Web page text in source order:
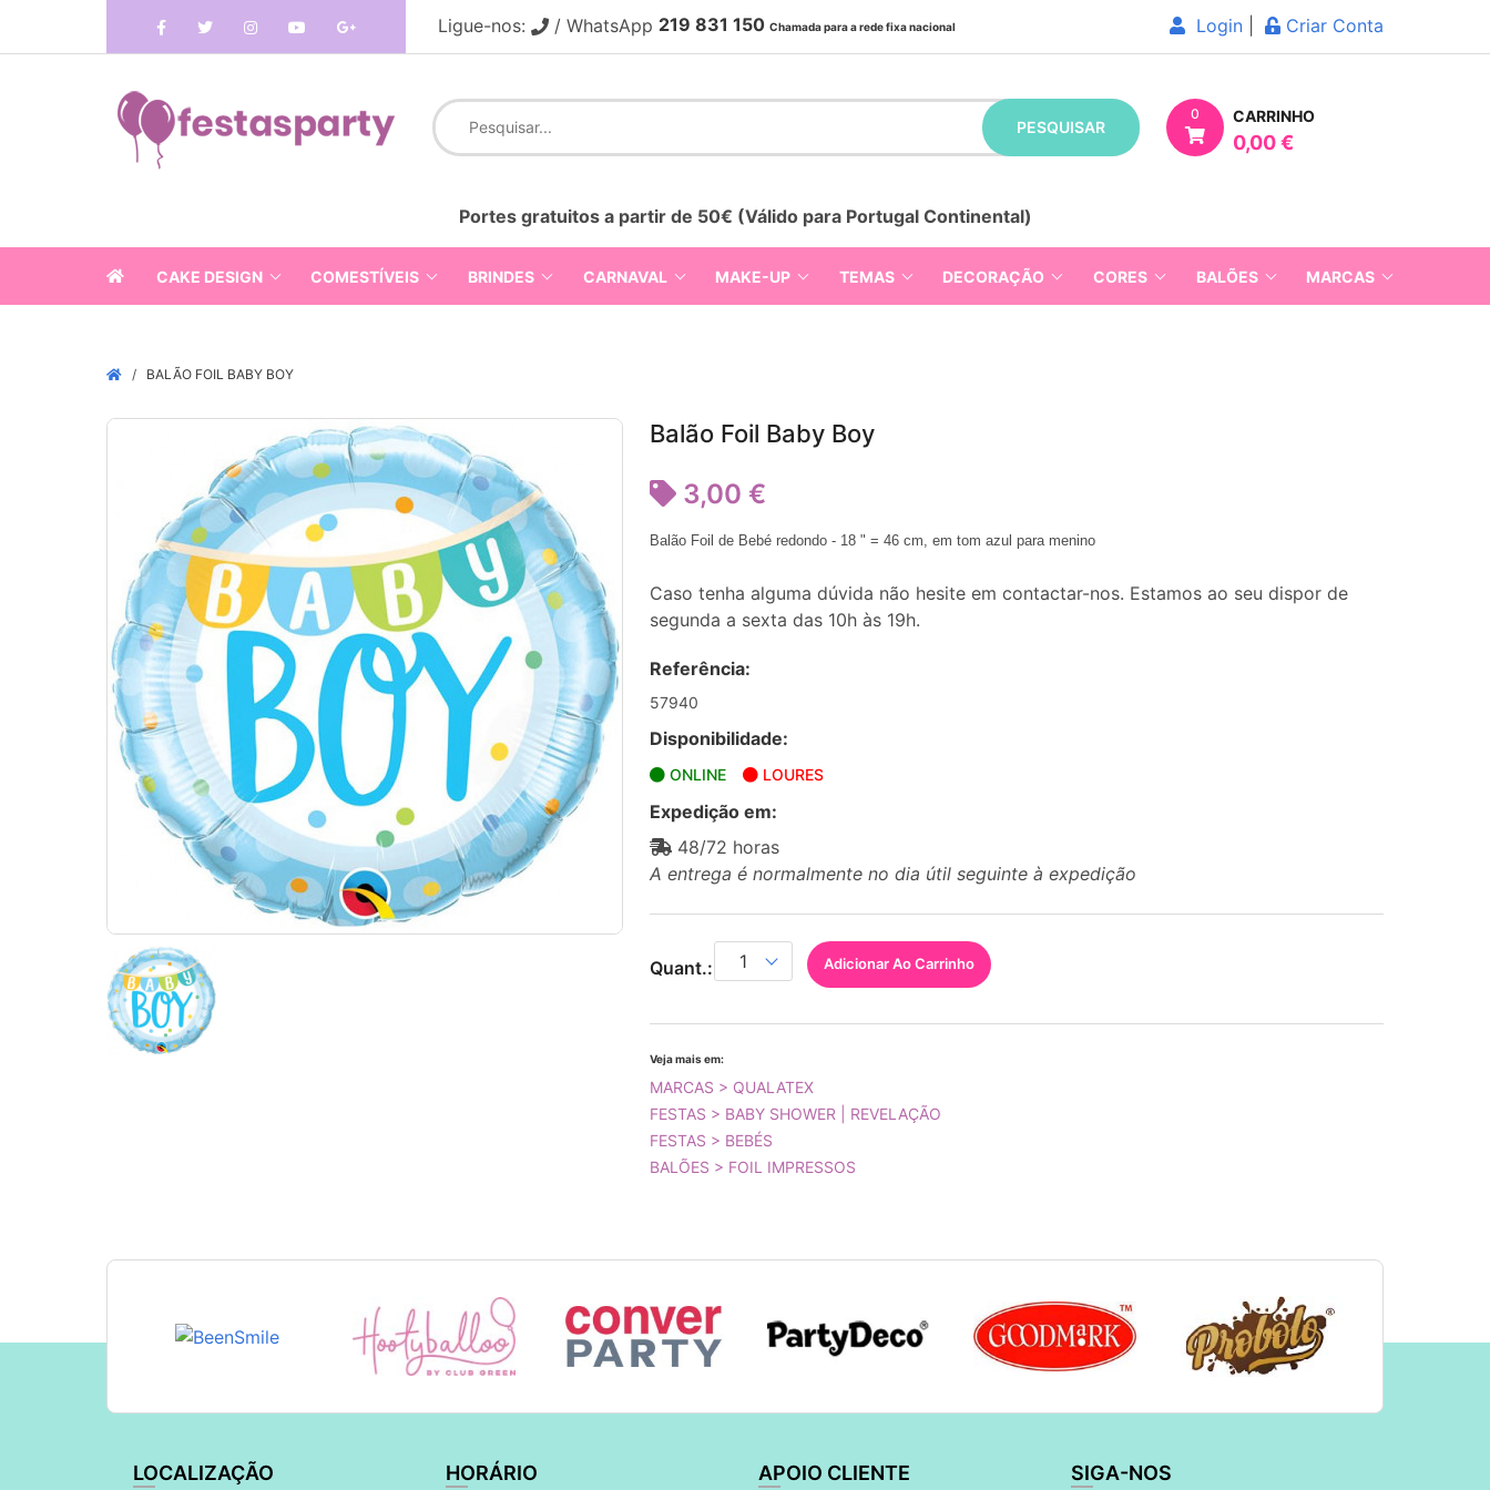
Ligue-nos: / WhatsApp 219 831 150 Chamada para a rede fixa nacional Login Criar Conta
PESQUISAR
0 CARRINHO
0,00 €
Portes gratuitos a partir de 50€ (Válido para Portugal Continental)
CAKE DESIGN COMESTÍVEIS BRINDES CARNAVAL MAKE-UP TEMAS DECORAÇÃO CORES BALÕES MARCAS
BALÃO FOIL BABY BOY
Balão Foil Baby Boy
3,00 €
Balão Foil de Bebé redondo - 18 " = 46 cm, em tom azul para menino
Caso tenha alguma dúvida não hesite em contactar-nos. Estamos ao seu dispor de
segunda a sexta das 10h às 19h.
Referência:
57940
Disponibilidade:
ONLINE LOURES
Expedição em:
48/72 horas
A entrega é normalmente no dia útil seguinte à expedição
Quant.: Adicionar Ao Carrinho
Veja mais em:
MARCAS > QUALATEX
FESTAS > BABY SHOWER | REVELAÇÃO
FESTAS > BEBÉS
BALÕES > FOIL IMPRESSOS
LOCALIZAÇÃO HORÁRIO APOIO CLIENTE SIGA-NOS